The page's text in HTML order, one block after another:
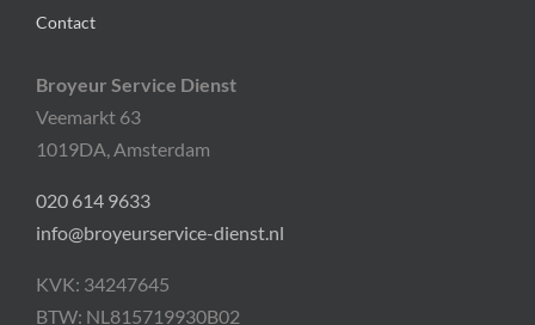
Contact
Broyeur Service Dienst
Veemarkt 63
1019DA, Amsterdam
020 614 9633
info@broyeurservice-dienst.nl
KVK: 34247645
BTW: NL815719930B02